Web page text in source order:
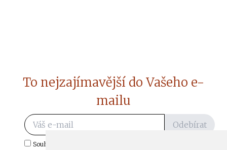
To nejzajímavější do Vašeho e-
mailu
Odebírat
Souhlasím s odběrem důležitých zpráv ze ČtiDoma.cz do mé e-